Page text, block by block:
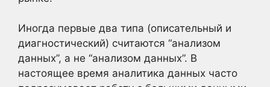
Иногда первые два типа (описательный и
диагностический) считаются “анализом
данных”, а не “анализом данных”. В
настоящее время аналитика данных часто